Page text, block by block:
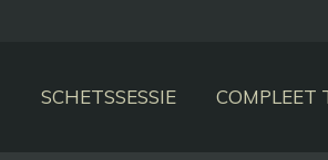
SCHETSSESSIE COMPLEET